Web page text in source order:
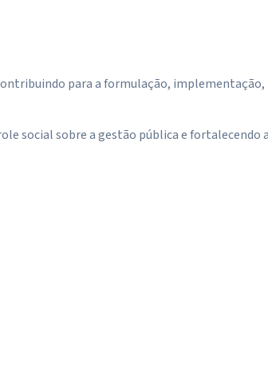
para a formulação, implementação,
social sobre a gestão pública e fortalecendo